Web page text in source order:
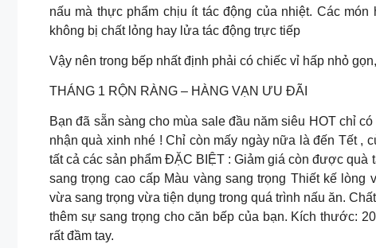
nấu mà thực phẩm chịu ít tác động của nhiệt. Các
không bị chất lỏng hay lửa tác động trực tiếp
Vậy nên trong bếp nhất định phải có chiếc vỉ hấp nhỏ
THÁNG 1 RỘN RÀNG – HÀNG VẠN ƯU ĐÃI
Bạn đã sẵn sàng cho mùa sale đầu năm siêu HOT chỉ
nhận quà xinh nhé ! Chỉ còn mấy ngày nữa là đến Tết ,
tất cả các sản phẩm ĐẶC BIỆT : Giảm giá còn được
sang trọng cao cấp Màu vàng sang trọng Thiết kế
vừa sang trọng vừa tiện dụng trong quá trình nấu ăn.
thêm sự sang trọng cho căn bếp của bạn. Kích thước:
rất đầm tay.